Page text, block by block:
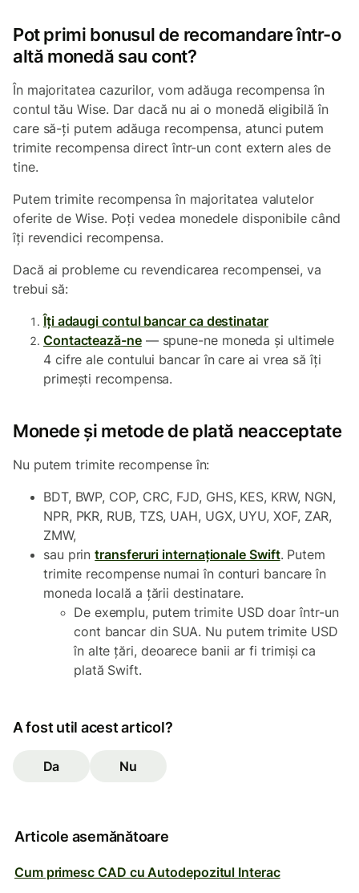
Pot primi bonusul de recomandare într-o
altă monedă sau cont?
În majoritatea cazurilor, vom adăuga recompensa în
contul tău Wise. Dar dacă nu ai o monedă eligibilă în
care să-ți putem adăuga recompensa, atunci putem
trimite recompensa direct într-un cont extern ales de
tine.
Putem trimite recompensa în majoritatea valutelor
oferite de Wise. Poți vedea monedele disponibile când
îți revendici recompensa.
Dacă ai probleme cu revendicarea recompensei, va
trebui să:
Îți adaugi contul bancar ca destinatar
Contactează-ne— spune-ne moneda și ultimele
4 cifre ale contului bancar în care ai vrea să îți
primești recompensa.
Monede și metode de plată neacceptate
Nu putem trimite recompense în:
BDT, BWP, COP, CRC, FJD, GHS, KES, KRW, NGN,
NPR, PKR, RUB, TZS, UAH, UGX, UYU, XOF, ZAR,
ZMW,
sau printransferuri internaționale Swift. Putem
trimite recompense numai în conturi bancare în
moneda locală a țării destinatare.
De exemplu, putem trimite USD doar într-un
cont bancar din SUA. Nu putem trimite USD
în alte țări, deoarece banii ar fi trimiși ca
plată Swift.
A fost util acest articol?
Da Nu
Articole asemănătoare
Cum primesc CAD cu Autodepozitul Interac